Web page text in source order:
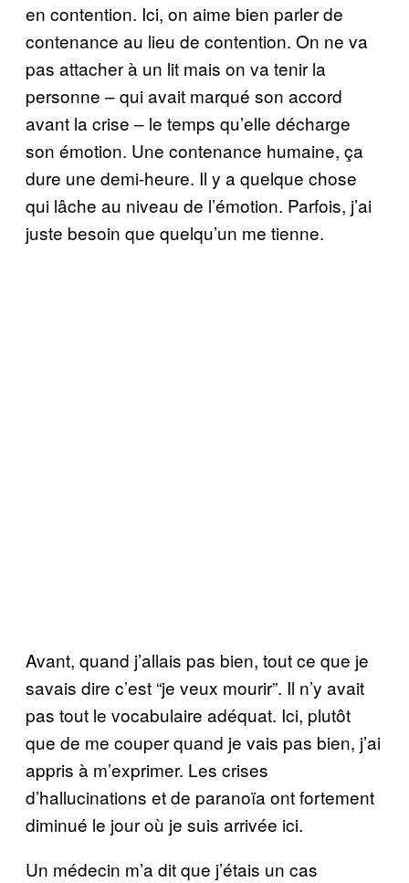
en contention. Ici, on aime bien parler de
contenance au lieu de contention. On ne va
pas attacher à un lit mais on va tenir la
personne – qui avait marqué son accord
avant la crise – le temps qu’elle décharge
son émotion. Une contenance humaine, ça
dure une demi-heure. Il y a quelque chose
qui lâche au niveau de l’émotion. Parfois, j’ai
juste besoin que quelqu’un me tienne.
Avant, quand j’allais pas bien, tout ce que je
savais dire c’est “je veux mourir”. Il n’y avait
pas tout le vocabulaire adéquat. Ici, plutôt
que de me couper quand je vais pas bien, j’ai
appris à m’exprimer. Les crises
d’hallucinations et de paranoïa ont fortement
diminué le jour où je suis arrivée ici.
Un médecin m’a dit que j’étais un cas